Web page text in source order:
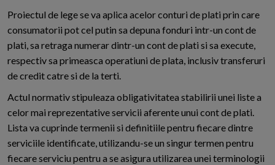
Proiectul de lege se va aplica acelor conturi de plati prin care
consumatorii pot cel putin sa depuna fonduri intr-un cont de
plati, sa retraga numerar dintr-un cont de plati si sa execute,
respectiv sa primeasca operatiuni de plata, inclusiv transferuri
de credit catre si de la terti.
Actul normativ stipuleaza obligativitatea stabilirii unei liste a
celor mai reprezentative servicii aferente unui cont de plati.
Lista va cuprinde termenii si definitiile pentru fiecare dintre
serviciile identificate, utilizandu-se un singur termen pentru
fiecare serviciu pentru a se asigura utilizarea unei terminologii